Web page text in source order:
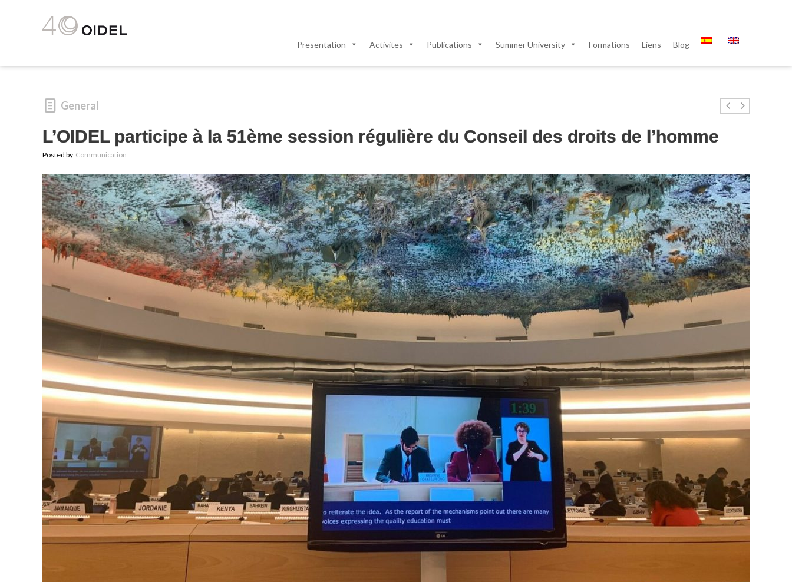
Presentation Activites Publications Summer University Formations Liens Blog
General
L’OIDEL participe à la 51ème session régulière du Conseil des droits de l’homme
Posted by Communication